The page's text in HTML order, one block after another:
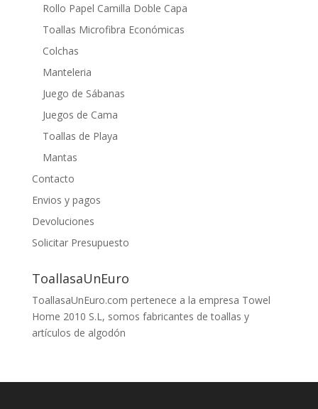
Rollo Papel Camilla Doble Capa
Toallas Microfibra Económicas
Colchas
Manteleria
Juego de Sábanas
Juegos de Cama
Toallas de Playa
Mantas
Contacto
Envios y pagos
Devoluciones
Solicitar Presupuesto
ToallasaUnEuro
ToallasaUnEuro.com pertenece a la empresa Towel
Home 2010 S.L, somos fabricantes de toallas y
artículos de algodón